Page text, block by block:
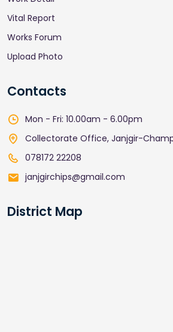
Vital Report
Works Forum
Upload Photo
Contacts
Mon - Fri: 10.00am - 6.00pm
Collectorate Office, Janjgir-
078172 22208
janjgirchips@gmail.com
District Map